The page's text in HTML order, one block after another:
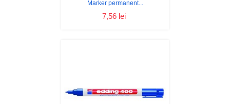
Marker permanent...
7,56 lei